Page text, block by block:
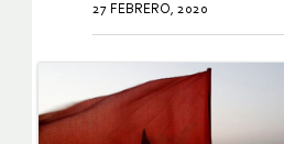
27 FEBRERO, 2020